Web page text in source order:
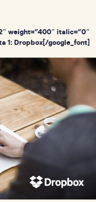
weight=”400″ italic=”0″
1: Dropbox[/google_font]